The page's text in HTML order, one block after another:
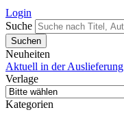
Login
Suche
Neuheiten
Aktuell in der Auslieferung
Verlage
Kategorien